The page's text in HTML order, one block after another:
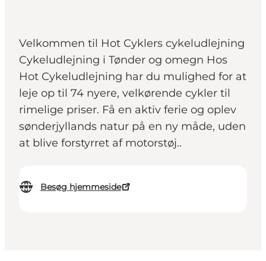
Velkommen til Hot Cyklers cykeludlejning
Cykeludlejning i Tønder og omegn Hos
Hot Cykeludlejning har du mulighed for at
leje op til 74 nyere, velkørende cykler til
rimelige priser. Få en aktiv ferie og oplev
sønderjyllands natur på en ny måde, uden
at blive forstyrret af motorstøj..
Besøg hjemmeside